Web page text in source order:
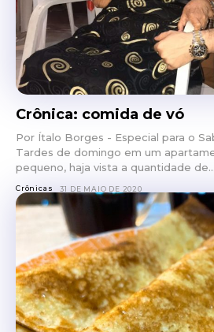
Crônica: comida de vó
Por Ítalo Borges - Especial para o
Tardes de domingo em um
pequeno, haja vista a quantidade de...
Crônicas 31 DE MAIO DE 2020